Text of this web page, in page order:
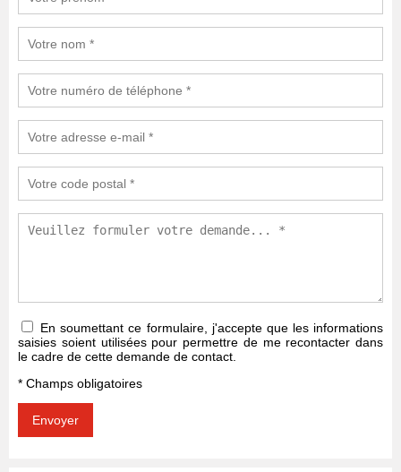
En soumettant ce formulaire, j'accepte que les informations
saisies soient utilisées pour permettre de me recontacter dans
le cadre de cette demande de contact.
* Champs obligatoires